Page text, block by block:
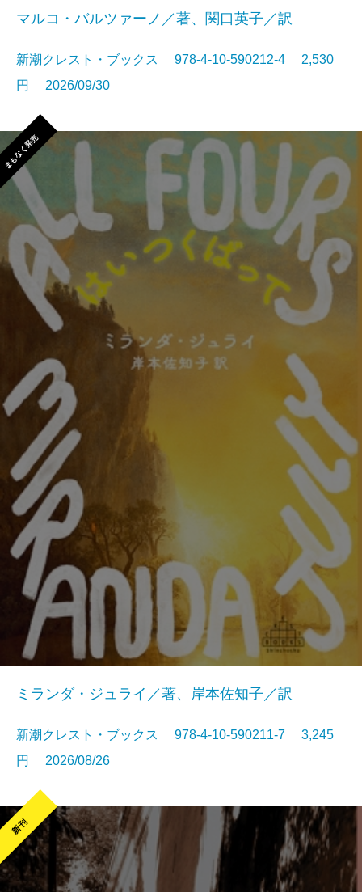
マルコ・バルツァーノ／著、関口英子／訳
新潮クレスト・ブックス 978-4-10-590212-4 2,530
円 2026/09/30
まもなく発売
ミランダ・ジュライ／著、岸本佐知子／訳
新潮クレスト・ブックス 978-4-10-590211-7 3,245
円 2026/08/26
新刊